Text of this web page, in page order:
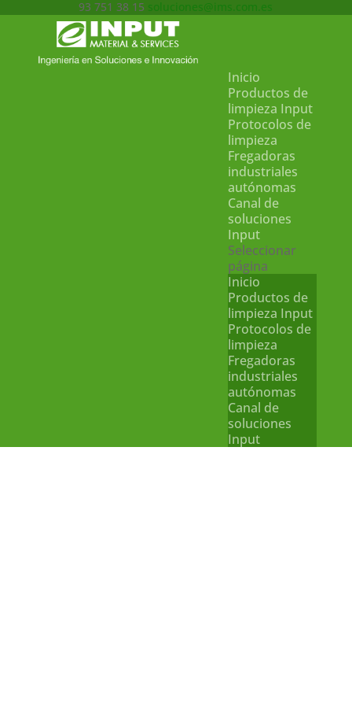
93 751 38 15 soluciones@ims.com.es
Inicio
Productos de
limpieza Input
Protocolos de
limpieza
Fregadoras
industriales
autónomas
Canal de
soluciones
Input
Seleccionar
página
Inicio
Productos de
limpieza Input
Protocolos de
limpieza
Fregadoras
industriales
autónomas
Canal de
soluciones
Input